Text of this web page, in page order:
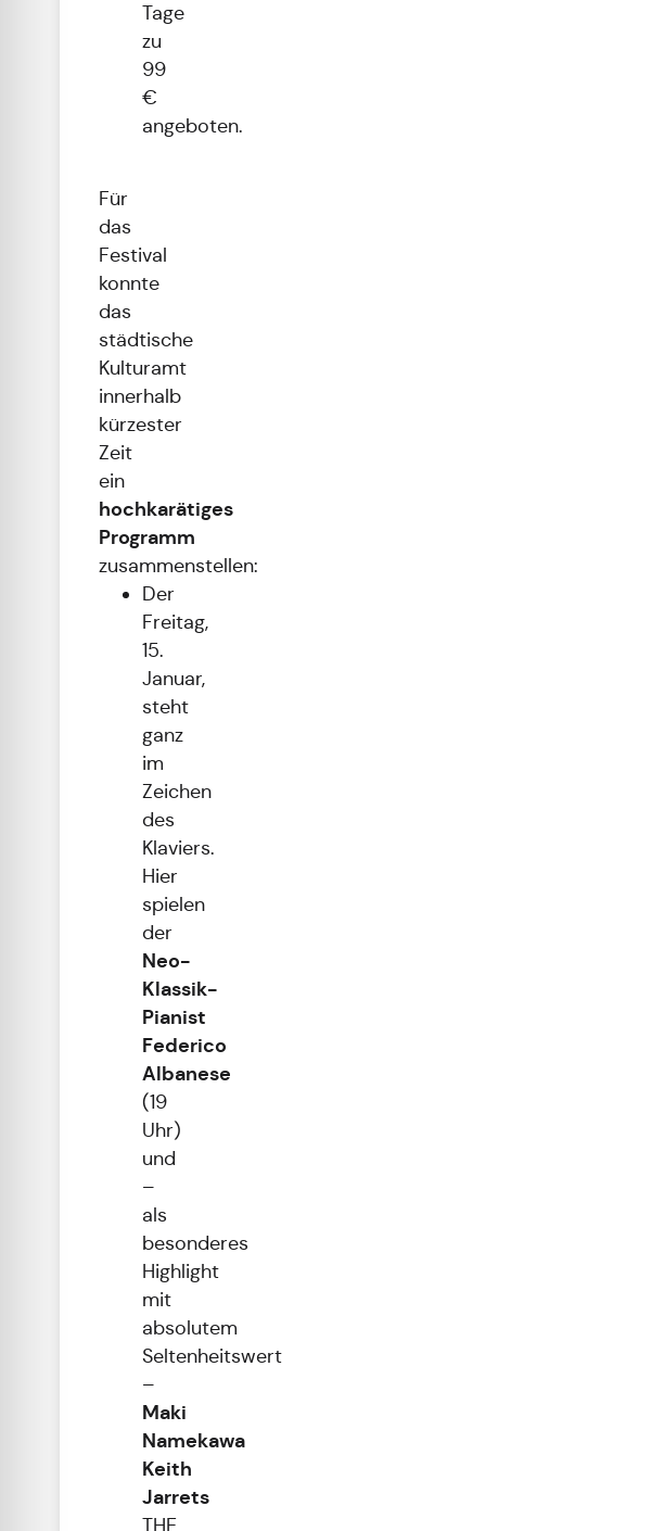
Tage
zu
99
€
angeboten.
Für
das
Festival
konnte
das
städtische
Kulturamt
innerhalb
kürzester
Zeit
ein
hochkarätiges
Programm
zusammenstellen:
Der
Freitag,
15.
Januar,
steht
ganz
im
Zeichen
des
Klaviers.
Hier
spielen
der
Neo-
Klassik-
Pianist
Federico
Albanese
(19
Uhr)
und
–
als
besonderes
Highlight
mit
absolutem
Seltenheitswert
–
Maki
Namekawa
Keith
Jarrets
THE